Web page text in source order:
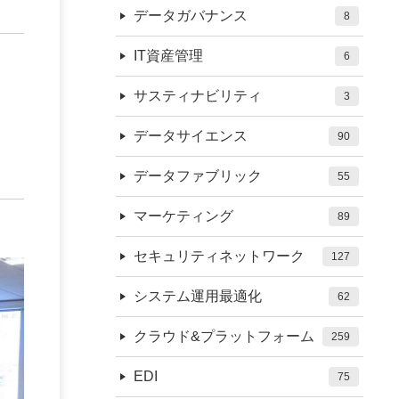
データガバナンス 8
IT資産管理 6
サスティナビリティ 3
データサイエンス 90
データファブリック 55
マーケティング 89
セキュリティネットワーク 127
システム運用最適化 62
クラウド&プラットフォーム 259
EDI 75